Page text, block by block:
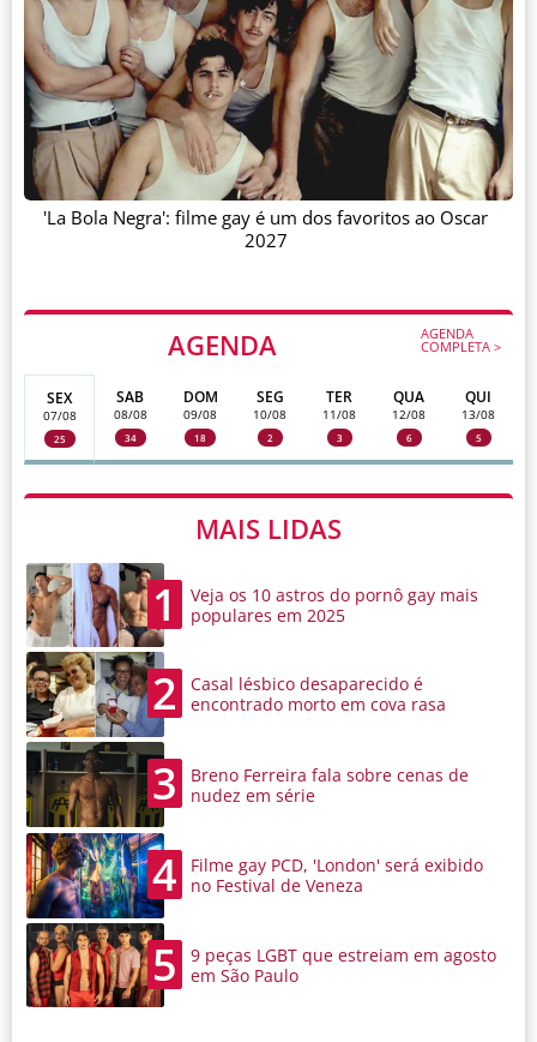
AGENDA AGENDA
COMPLETA >
SEX
07/08
25
SAB
08/08
34
DOM
09/08
18
SEG
10/08
2
TER
11/08
3
QUA
12/08
6
QUI
13/08
5
MAIS LIDAS
1
Veja os 10 astros do pornô gay mais
populares em 2025
2
Casal lésbico desaparecido é
encontrado morto em cova rasa
3
Breno Ferreira fala sobre cenas de
nudez em série
4
Filme gay PCD, 'London' será exibido
no Festival de Veneza
5
9 peças LGBT que estreiam em agosto
em São Paulo
'La Bola Negra': filme gay é um dos favoritos ao Oscar
2027